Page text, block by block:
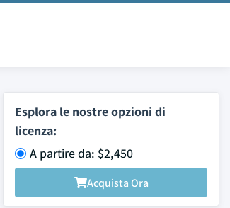
Esplora le nostre opzioni di
licenza:
A partire da: $2,450
Acquista Ora